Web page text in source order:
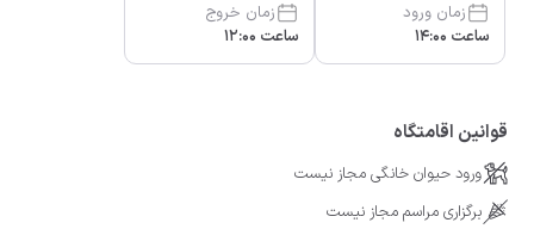
زمان ورود
ساعت 14:00
زمان خروج
ساعت 12:00
قوانین اقامتگاه
ورود حیوان خانگی مجاز نیست
برگزاری مراسم مجاز نیست